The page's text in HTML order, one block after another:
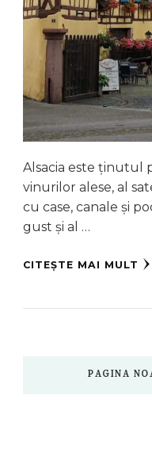
Alsacia este ținutul
vinurilor alese, al
cu case, canale și
gust și al …
CITEȘTE MAI MULT
PAGINA